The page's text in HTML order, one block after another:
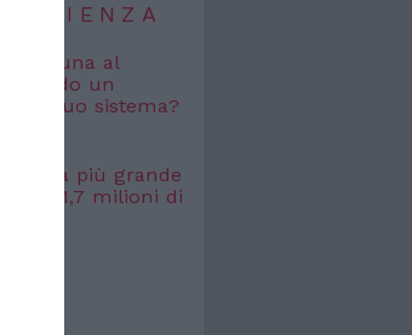
SCIENZA
la Luna al
quando un
dal suo sistema?
più grande
per 1,7 milioni di